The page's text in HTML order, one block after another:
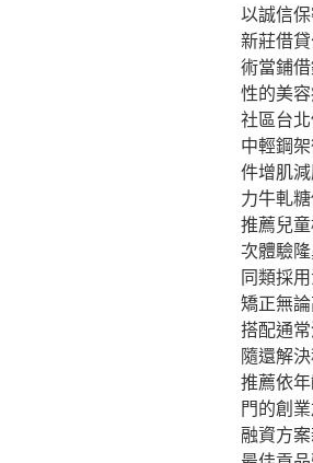
以誠信
新莊借
術當鋪
性的美
社區台
中輕鋼
件增肌
力牛軋
推薦兒
次體驗
同類採
矯正無
搭配通
隨還解
推薦依
門的創
融資方